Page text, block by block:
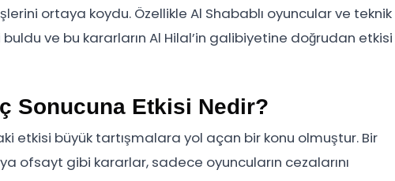
ortaya koydu. Özellikle Al Shabablı oyuncular ve teknik
buldu ve bu kararların Al Hilal’in galibiyetine doğrudan etkisi
Sonucuna Etkisi Nedir?
etkisi büyük tartışmalara yol açan bir konu olmuştur. Bir
ofsayt gibi kararlar, sadece oyuncuların cezalarını